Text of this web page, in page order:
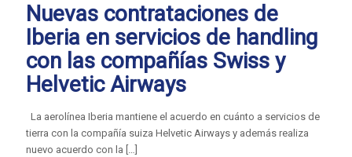
Nuevas contrataciones de
Iberia en servicios de handling
con las compañías Swiss y
Helvetic Airways
La aerolínea Iberia mantiene el acuerdo en cuánto a servicios de
tierra con la compañía suiza Helvetic Airways y además realiza
nuevo acuerdo con la […]